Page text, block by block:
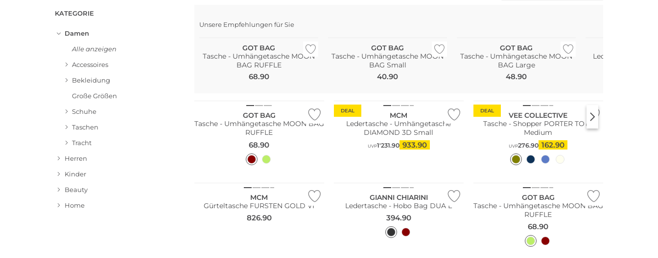
KATEGORIE
Damen
Alle anzeigen
Accessoires
Bekleidung
Große Größen
Schuhe
Taschen
Tracht
Herren
Kinder
Beauty
Home
Unsere Empfehlungen für Sie
Nachhaltig
GOT BAG
Tasche - Umhängetasche MOON
BAG RUFFLE
68.90
GOT BAG
Tasche - Umhängetasche MOON
BAG Small
40.90
GOT BAG
Tasche - Umhängetasche MOON
BAG Large
48.90
Ledertasche -
GOT BAG
Tasche - Umhängetasche MOON BAG
RUFFLE
68.90
DEAL
MCM
Ledertasche - Umhängetasche
DIAMOND 3D Small
UVP1'231.90 933.90
DEAL
VEE COLLECTIVE
Tasche - Shopper PORTER TOTE
Medium
UVP276.90 162.90
MCM
Gürteltasche FURSTEN GOLD VI
826.90
GIANNI CHIARINI
Ledertasche - Hobo Bag DUA L
394.90
GOT BAG
Tasche - Umhängetasche MOON BAG
RUFFLE
68.90